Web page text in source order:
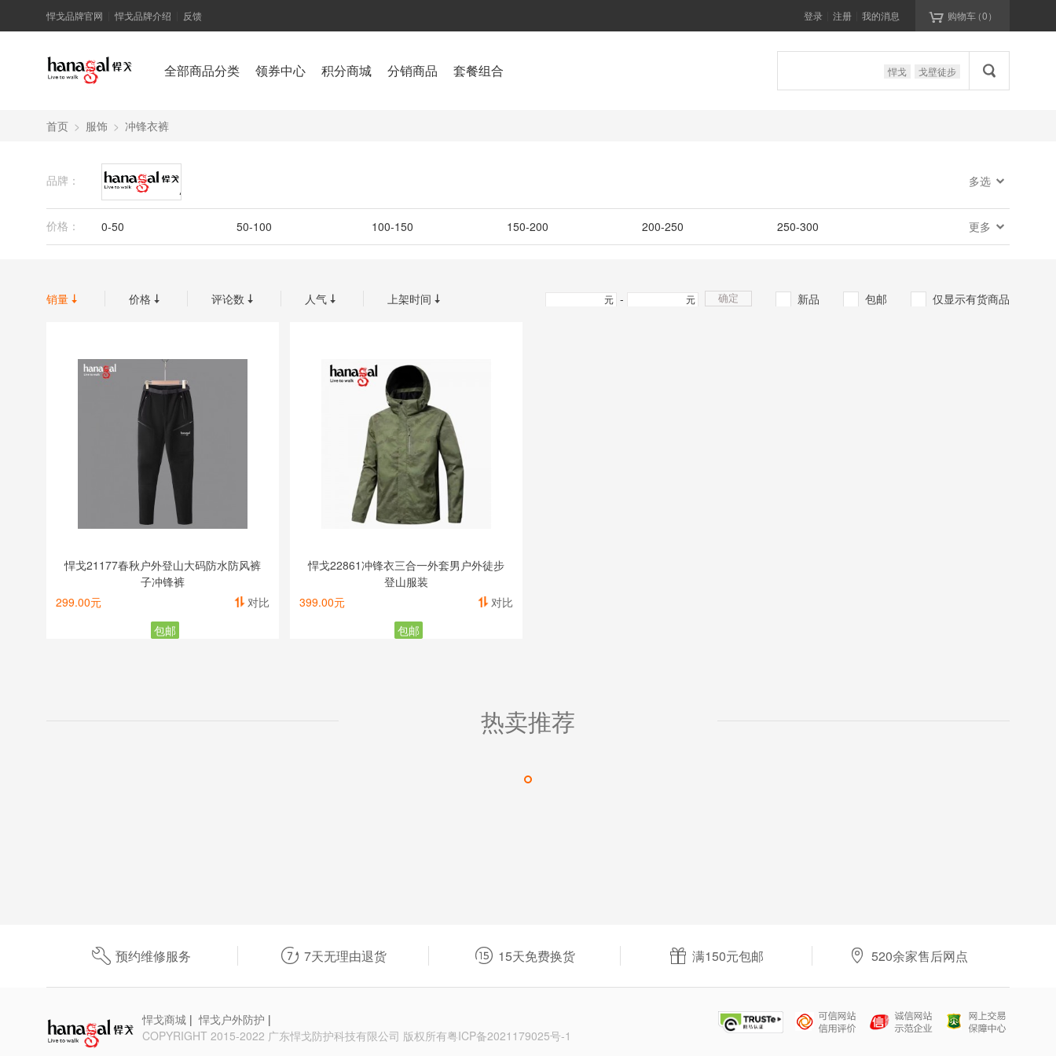
 购物车（0）
我的消息
注册
登录
悍戈品牌官网 悍戈品牌介绍 反馈
全部商品分类 领券中心 积分商城 分销商品 套餐组合 悍戈 戈壁徒步 
首页 > 服饰 > 冲锋衣裤
品牌：
悍戈
多选 
价格： 0-50 50-100 100-150 150-200 200-250 250-300 更多 
销量  价格  评论数  人气  上架时间  新品 包邮 仅显示有货商品
元 元
- 确定
悍戈21177春秋户外登山大码防水防风裤
子冲锋裤
299.00元
对比
包邮
悍戈22861冲锋衣三合一外套男户外徒步
登山服装
399.00元
对比
包邮
热卖推荐
 预约维修服务  7天无理由退货  15天免费换货  满150元包邮  520余家售后网点
悍戈商城 |悍戈户外防护 |
COPYRIGHT 2015-2022 广东悍戈防护科技有限公司 版权所有粤ICP备2021179025号-1